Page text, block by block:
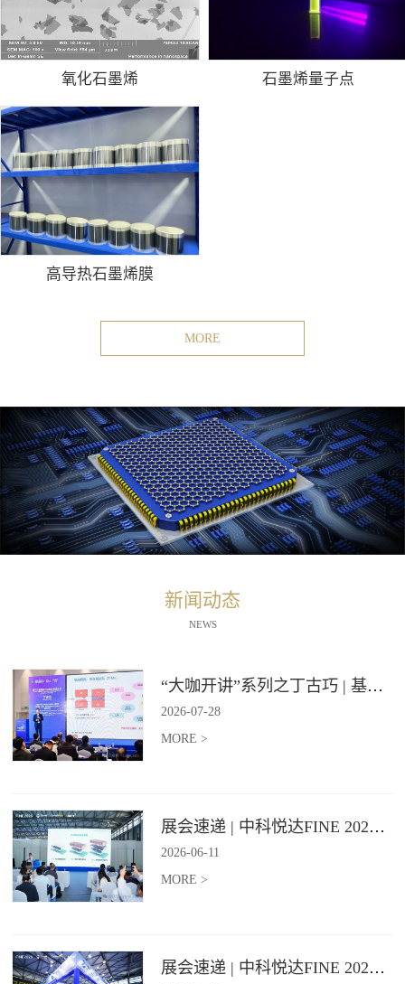
氧化石墨烯 石墨烯量子点
高导热石墨烯膜
MORE
新闻动态
NEWS
“大咖开讲”系列之丁古巧 | 基于石墨烯材料的纵向导热技术报告
2026-07-28
MORE >
展会速递 | 中科悦达FINE 2026 Day2精彩继续
2026-06-11
MORE >
展会速递 | 中科悦达FINE 2026 Day1精彩呈现